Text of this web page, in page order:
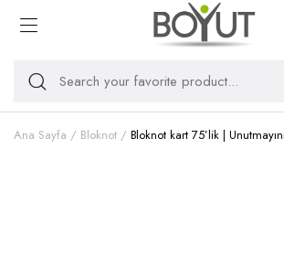
Ana Sayfa Bloknot Bloknot kart 75’lik |